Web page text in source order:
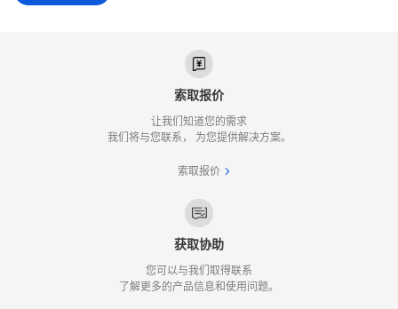
索取报价
让我们知道您的需求
我们将与您联系， 为您提供解决方案。
索取报价
获取协助
您可以与我们取得联系
了解更多的产品信息和使用问题。